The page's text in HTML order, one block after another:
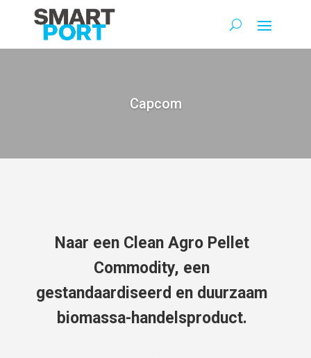
Capcom
Naar een Clean Agro Pellet
Commodity, een
gestandaardiseerd en duurzaam
biomassa-handelsproduct.